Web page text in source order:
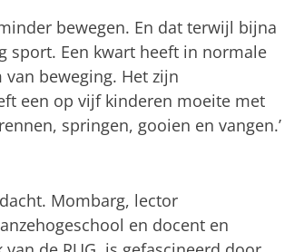
bewegen. En dat terwijl bijna
sport. Een kwart heeft in normale
beweging. Het zijn
een op vijf kinderen moeite met
springen, gooien en vangen.’
Mombarg, lector
en docent en